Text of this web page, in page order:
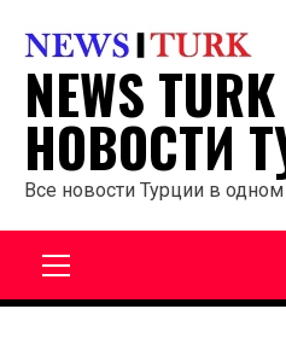
содержанию
NEWS
НОВОСТИ
Все новости Турции в